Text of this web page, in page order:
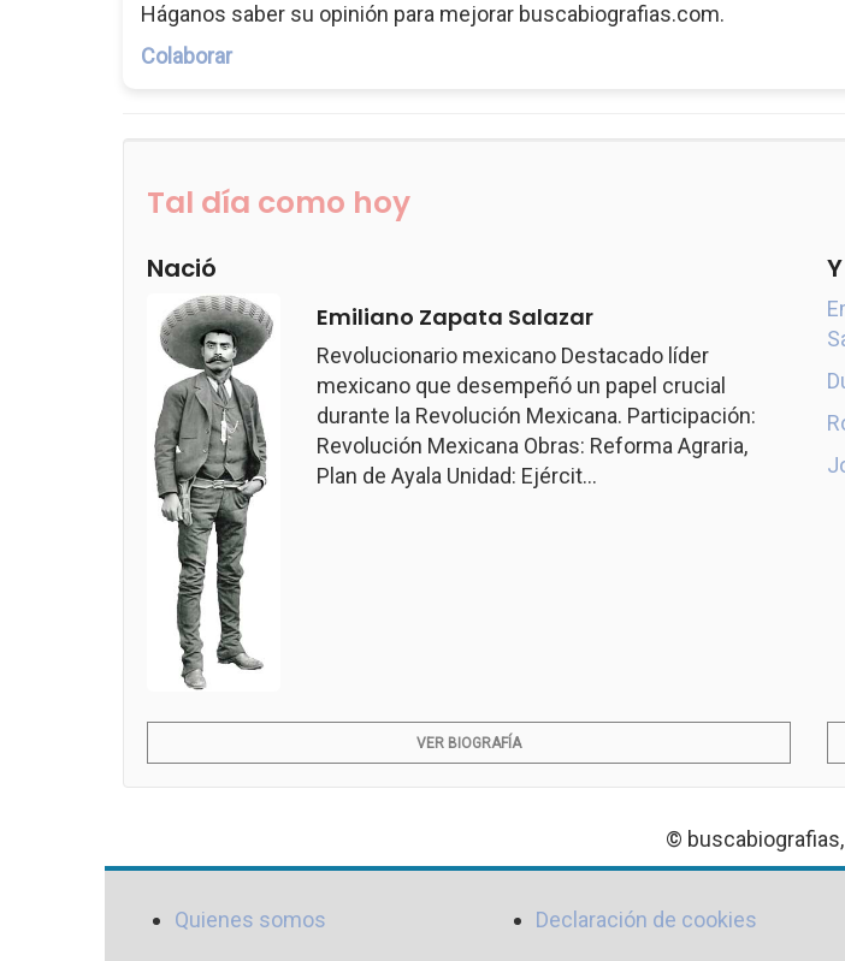
Háganos saber su opinión para mejorar buscabiografias.com.
Colaborar
Tal día como hoy
Nació
Emiliano Zapata Salazar
Revolucionario mexicano Destacado líder
mexicano que desempeñó un papel crucial
durante la Revolución Mexicana. Participación:
Revolución Mexicana Obras: Reforma Agraria,
Plan de Ayala Unidad: Ejércit...
VER BIOGRAFÍA
©
Quienes somos Declaración de cookies